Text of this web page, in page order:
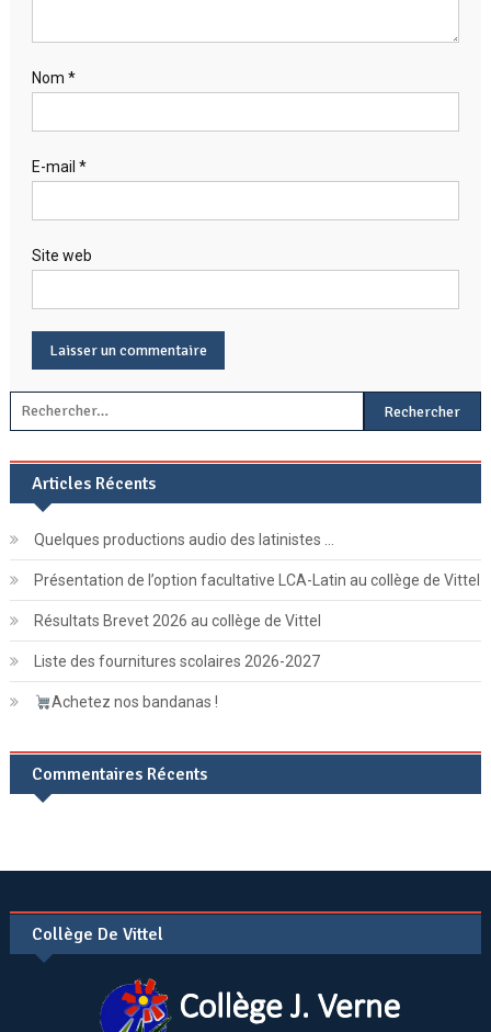
Nom *
E-mail *
Site web
Rechercher :
Articles Récents
Quelques productions audio des latinistes …
Présentation de l’option facultative LCA-Latin au collège de Vittel
Résultats Brevet 2026 au collège de Vittel
Liste des fournitures scolaires 2026-2027
Achetez nos bandanas !
Commentaires Récents
Collège De Vittel